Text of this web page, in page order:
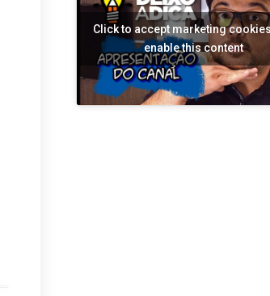
Click to accept marketing
enable this content